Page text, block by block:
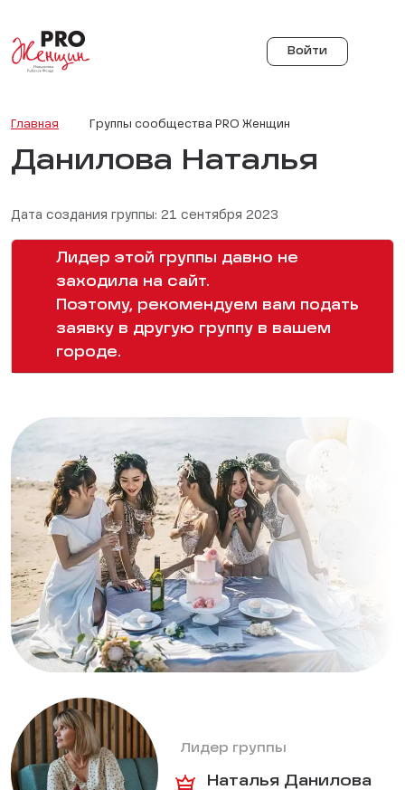
Войти
Главная Группы сообщества PRO Женщин
Данилова Наталья
Дата создания группы: 21 сентября 2023
Лидер этой группы давно не
заходила на сайт.
Поэтому, рекомендуем вам подать
заявку в другую группу в вашем
городе.
Лидер группы
Наталья Данилова